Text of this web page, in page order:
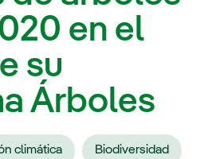
en el
su
Árboles
climática Biodiversidad